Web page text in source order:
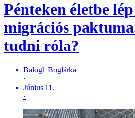
Pénteken életbe
migrációs
tudni róla?
Balogh Boglárka
·
Június 11.
·